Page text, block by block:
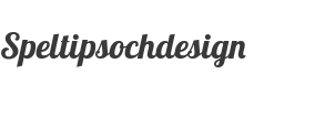
Speltipsochdesign